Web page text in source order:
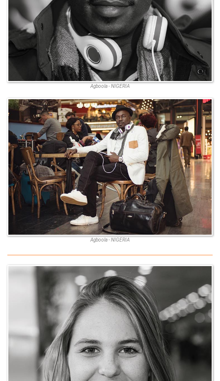
Agboola - NIGERIA
Agboola - NIGERIA